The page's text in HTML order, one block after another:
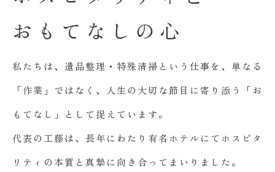
お も て な し の 心
私たちは、遺品整理・特殊清掃という仕事を、単なる
「作業」ではなく、人生の大切な節目に寄り添う「お
もてなし」として捉えています。
代表の工藤は、長年にわたり有名ホテルにてホスピタ
リティの本質と真摯に向き合ってまいりました。